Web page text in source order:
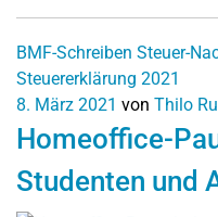
BMF-Schreiben Steuer-
Steuererklärung 2021
8. März 2021 von Thilo
Homeoffice-
Studenten und